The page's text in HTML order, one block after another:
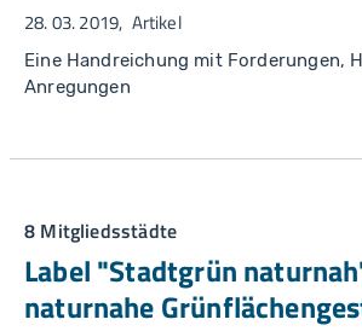
28. 03. 2019 Artikel
Eine Handreichung mit Forderungen,
Anregungen
8 Mitgliedsstädte
Label "Stadtgrün
naturnahe